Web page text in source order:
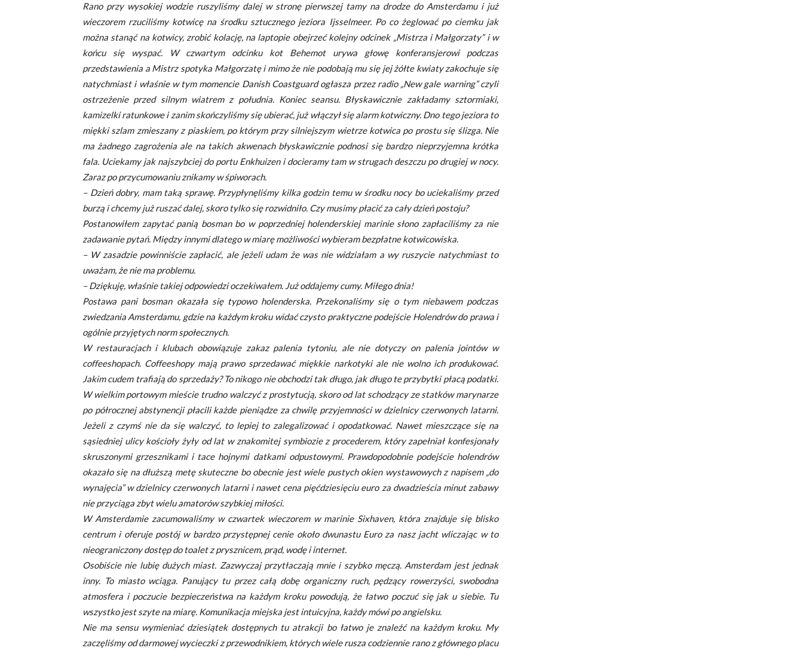
Rano przy wysokiej wodzie ruszyliśmy dalej w stronę pierwszej tamy na drodze do Amsterdamu i już
wieczorem rzuciliśmy kotwicę na środku sztucznego jeziora Ijsselmeer. Po co żeglować po ciemku jak
można stanąć na kotwicy, zrobić kolację, na laptopie obejrzeć kolejny odcinek „Mistrza i Małgorzaty” i w
końcu się wyspać. W czwartym odcinku kot Behemot urywa głowę konferansjerowi podczas
przedstawienia a Mistrz spotyka Małgorzatę i mimo że nie podobają mu się jej żółte kwiaty zakochuje się
natychmiast i właśnie w tym momencie Danish Coastguard ogłasza przez radio „New gale warning” czyli
ostrzeżenie przed silnym wiatrem z południa. Koniec seansu. Błyskawicznie zakładamy sztormiaki,
kamizelki ratunkowe i zanim skończyliśmy się ubierać, już włączył się alarm kotwiczny. Dno tego jeziora to
miękki szlam zmieszany z piaskiem, po którym przy silniejszym wietrze kotwica po prostu się ślizga. Nie
ma żadnego zagrożenia ale na takich akwenach błyskawicznie podnosi się bardzo nieprzyjemna krótka
fala. Uciekamy jak najszybciej do portu Enkhuizen i docieramy tam w strugach deszczu po drugiej w nocy.
Zaraz po przycumowaniu znikamy w śpiworach.
– Dzień dobry, mam taką sprawę. Przypłynęliśmy kilka godzin temu w środku nocy bo uciekaliśmy przed
burzą i chcemy już ruszać dalej, skoro tylko się rozwidniło. Czy musimy płacić za cały dzień postoju?
Postanowiłem zapytać panią bosman bo w poprzedniej holenderskiej marinie słono zapłaciliśmy za nie
zadawanie pytań. Między innymi dlatego w miarę możliwości wybieram bezpłatne kotwicowiska.
– W zasadzie powinniście zapłacić, ale jeżeli udam że was nie widziałam a wy ruszycie natychmiast to
uważam, że nie ma problemu.
– Dziękuję, właśnie takiej odpowiedzi oczekiwałem. Już oddajemy cumy. Miłego dnia!
Postawa pani bosman okazała się typowo holenderska. Przekonaliśmy się o tym niebawem podczas
zwiedzania Amsterdamu, gdzie na każdym kroku widać czysto praktyczne podejście Holendrów do prawa i
ogólnie przyjętych norm społecznych.
W restauracjach i klubach obowiązuje zakaz palenia tytoniu, ale nie dotyczy on palenia jointów w
coffeeshopach. Coffeeshopy mają prawo sprzedawać miękkie narkotyki ale nie wolno ich produkować.
Jakim cudem trafiają do sprzedaży? To nikogo nie obchodzi tak długo, jak długo te przybytki płacą podatki.
W wielkim portowym mieście trudno walczyć z prostytucją, skoro od lat schodzący ze statków marynarze
po półrocznej abstynencji płacili każde pieniądze za chwilę przyjemności w dzielnicy czerwonych latarni.
Jeżeli z czymś nie da się walczyć, to lepiej to zalegalizować i opodatkować. Nawet mieszczące się na
sąsiedniej ulicy kościoły żyły od lat w znakomitej symbiozie z procederem, który zapełniał konfesjonały
skruszonymi grzesznikami i tace hojnymi datkami odpustowymi. Prawdopodobnie podejście holendrów
okazało się na dłuższą metę skuteczne bo obecnie jest wiele pustych okien wystawowych z napisem „do
wynajęcia” w dzielnicy czerwonych latarni i nawet cena pięćdziesięciu euro za dwadzieścia minut zabawy
nie przyciąga zbyt wielu amatorów szybkiej miłości.
W Amsterdamie zacumowaliśmy w czwartek wieczorem w marinie Sixhaven, która znajduje się blisko
centrum i oferuje postój w bardzo przystępnej cenie około dwunastu Euro za nasz jacht wliczając w to
nieograniczony dostęp do toalet z prysznicem, prąd, wodę i internet.
Osobiście nie lubię dużych miast. Zazwyczaj przytłaczają mnie i szybko męczą. Amsterdam jest jednak
inny. To miasto wciąga. Panujący tu przez całą dobę organiczny ruch, pędzący rowerzyści, swobodna
atmosfera i poczucie bezpieczeństwa na każdym kroku powodują, że łatwo poczuć się jak u siebie. Tu
wszystko jest szyte na miarę. Komunikacja miejska jest intuicyjna, każdy mówi po angielsku.
Nie ma sensu wymieniać dziesiątek dostępnych tu atrakcji bo łatwo je znaleźć na każdym kroku. My
zaczęliśmy od darmowej wycieczki z przewodnikiem, których wiele rusza codziennie rano z głównego placu